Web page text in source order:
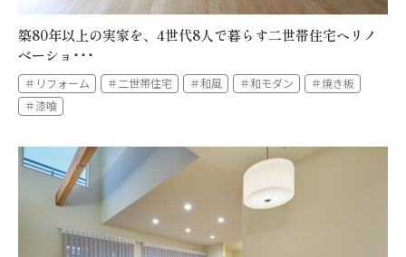
築80年以上の実家を、4世代8人で暮らす二世帯住宅へリノ
ベーショ･･･
＃リフォーム ＃二世帯住宅 ＃和風 ＃和モダン
＃焼き板
＃漆喰